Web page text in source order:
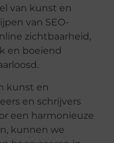
van kunst en
van SEO-
zichtbaarheid,
en boeiend
kunst en
en schrijvers
een harmonieuze
kunnen we